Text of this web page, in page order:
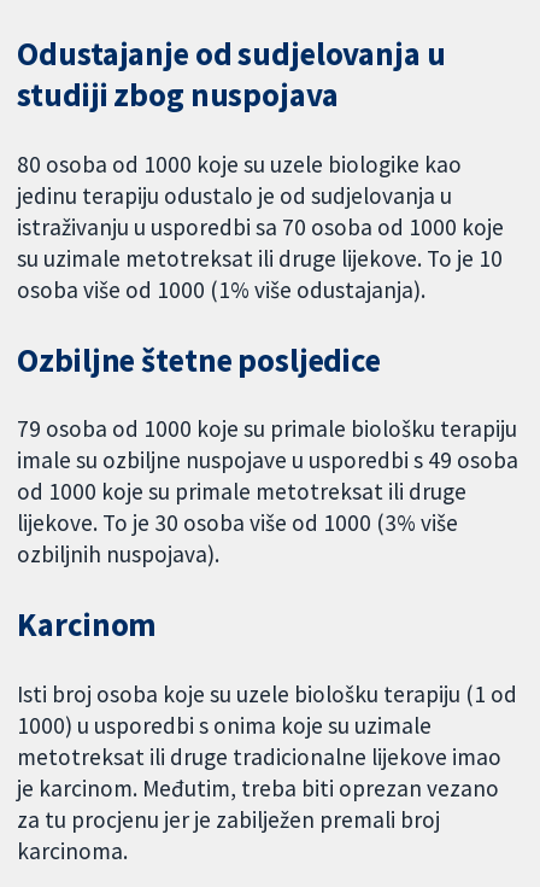
Odustajanje od sudjelovanja u
studiji zbog nuspojava
80 osoba od 1000 koje su uzele biologike kao
jedinu terapiju odustalo je od sudjelovanja u
istraživanju u usporedbi sa 70 osoba od 1000 koje
su uzimale metotreksat ili druge lijekove. To je 10
osoba više od 1000 (1% više odustajanja).
Ozbiljne štetne posljedice
79 osoba od 1000 koje su primale biološku terapiju
imale su ozbiljne nuspojave u usporedbi s 49 osoba
od 1000 koje su primale metotreksat ili druge
lijekove. To je 30 osoba više od 1000 (3% više
ozbiljnih nuspojava).
Karcinom
Isti broj osoba koje su uzele biološku terapiju (1 od
1000) u usporedbi s onima koje su uzimale
metotreksat ili druge tradicionalne lijekove imao
je karcinom. Međutim, treba biti oprezan vezano
za tu procjenu jer je zabilježen premali broj
karcinoma.